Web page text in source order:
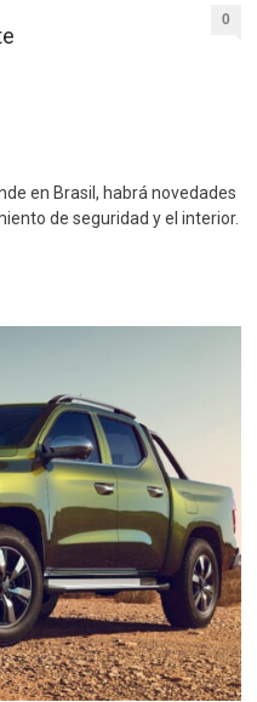
0
en Brasil, habrá novedades
de seguridad y el interior.